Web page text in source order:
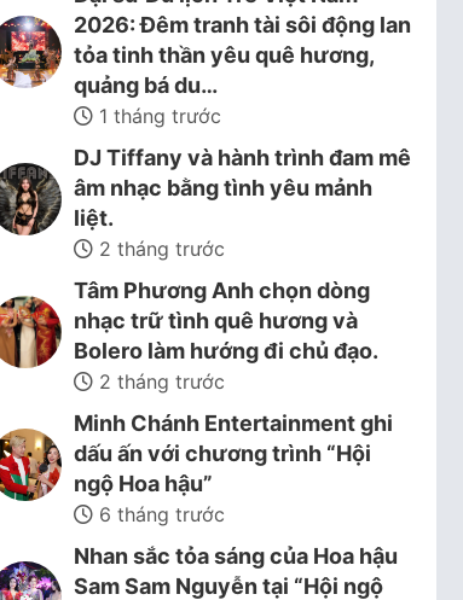
2026: Đêm tranh tài sôi động lan
tỏa tinh thần yêu quê hương,
quảng bá du…
1 tháng trước
DJ Tiffany và hành trình đam mê
âm nhạc bằng tình yêu mảnh
liệt.
2 tháng trước
Tâm Phương Anh chọn dòng
nhạc trữ tình quê hương và
Bolero làm hướng đi chủ đạo.
2 tháng trước
Minh Chánh Entertainment ghi
dấu ấn với chương trình “Hội
ngộ Hoa hậu”
6 tháng trước
Nhan sắc tỏa sáng của Hoa hậu
Sam Sam Nguyễn tại “Hội ngộ